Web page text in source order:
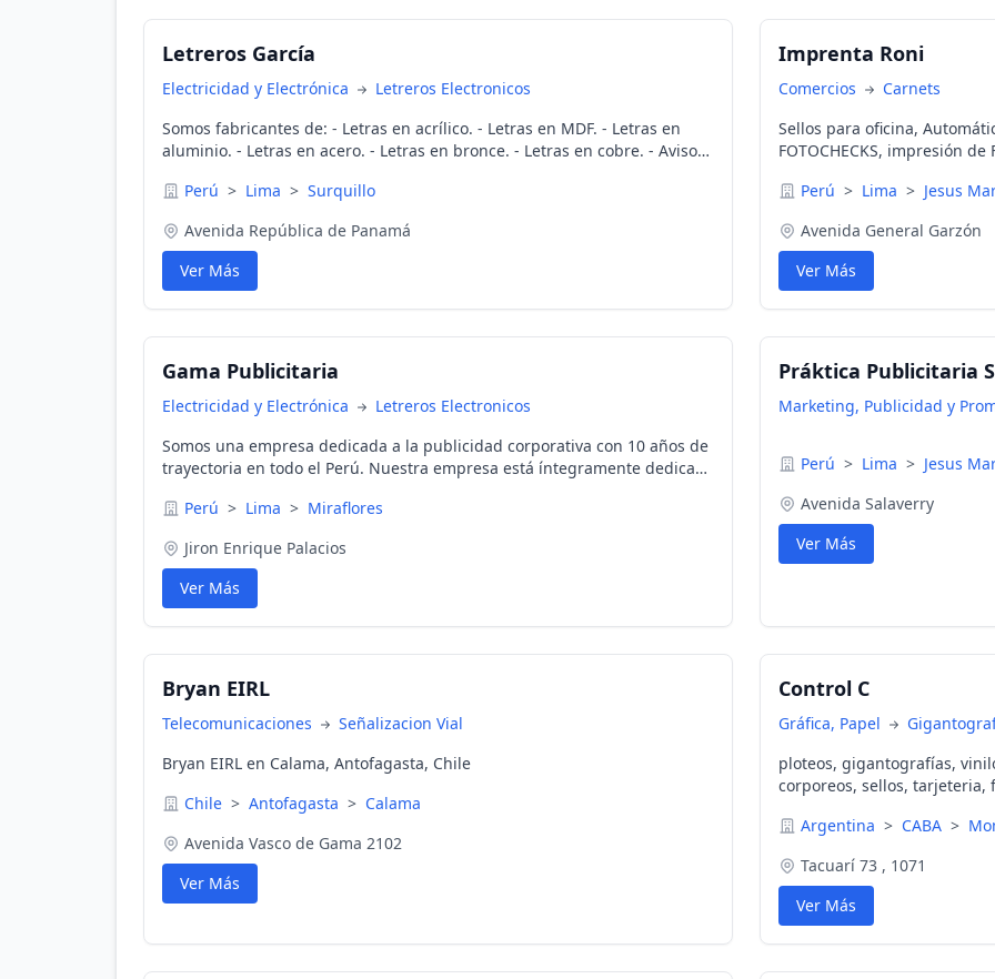
California, Mz. I - lote 8 VILLA
Atención: De Lunes a
https://www.ipsursac.com.pe
Letreros García
Electricidad y Electrónica
Letreros Electronicos
Somos fabricantes de: - Letras en acrílico. - Letras en MDF. - Letras en
aluminio. - Letras en acero. - Letras en bronce. - Letras en cobre. - Avisos
Gigantografías. - Paneles publicitarios. - Paneles en vinilo. - Letras
Creamos y diseñamos publicidad exterior de acuerdo a su necesidad y
presupuesto. Contáctenos: 01- 2424893 / 942404872 Email:
rogergarciap@hotmail.com
Perú > Lima > Surquillo
Avenida República de Panamá
Ver Más
Imprenta Roni
Comercios
Carnets
Sellos para oficina,
FOTOCHECKS, impresión
Oro. Toda ocasión (Recuerdos
- 7:00 pm / Sábado 9:00 am -
Perú > Lima > Jesus
Avenida General Garzón
Ver Más
Gama Publicitaria
Electricidad y Electrónica
Letreros Electronicos
Somos una empresa dedicada a la publicidad corporativa con 10 años de
trayectoria en todo el Perú. Nuestra empresa está íntegramente dedicada
empresa mediante Avisos, Paneles, Tótems y todo elemento publicitario
estructural publicitario - Tótem luminoso - Gigantografías - Rotulación
vehicular - Señalética y señalización - Módulos de atención - Imprenta,
etc
Perú > Lima > Miraflores
Jiron Enrique Palacios
Ver Más
Práktica Publicitaria
Marketing, Publicidad y
Perú > Lima > Jesus
Avenida Salaverry
Ver Más
Bryan EIRL
Telecomunicaciones
Señalizacion Vial
Bryan EIRL en Calama, Antofagasta, Chile
Chile > Antofagasta > Calama
Avenida Vasco de Gama 2102
Ver Más
Control C
Gráfica, Papel
ploteos, gigantografías,
corporeos, sellos, tarjeteria,
Argentina > CABA >
Tacuarí 73 , 1071
Ver Más